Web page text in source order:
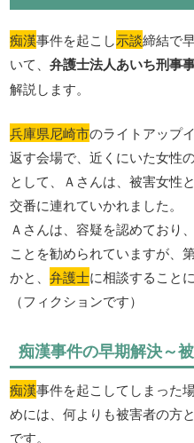
痴漢事件を起こし示談締結で
いて、弁護士法人あいち刑事
解説します。
兵庫県尼崎市のライトアップ
返す会場で、近くにいた女性
として、Ａさんは、被害女性
交番に連れていかれました。
Ａさんは、容疑を認めており
ことを勧められていますが、
かと、弁護士に相談すること
（フィクションです）
痴漢事件の早期解決～
痴漢事件を起こしてしまった
めには、何よりも被害者の方
です。